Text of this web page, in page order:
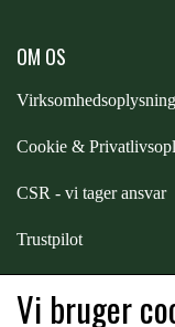
OM OS
Cookie &
CSR - vi tager ansvar
Trustpilot
Vi bruger